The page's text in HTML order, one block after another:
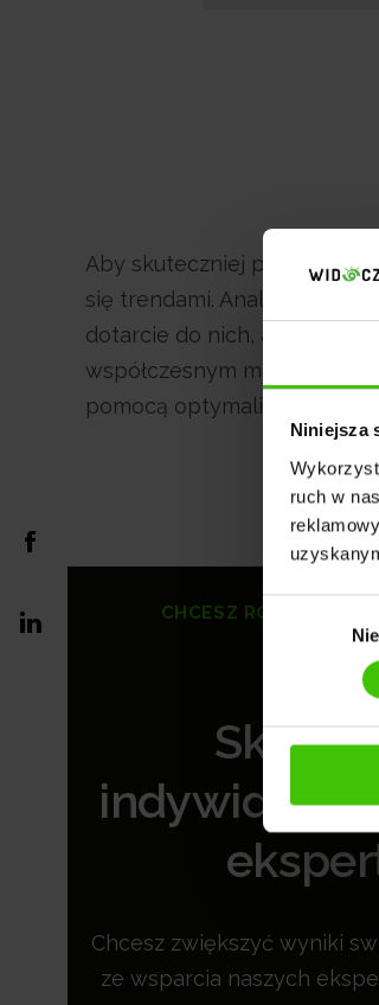
Niniejsza
ruch w
Wybór
Aby skuteczniej prowadzić
się trendami. Analiza tego,
dotarcie do nich, a także na
współczesnym marketingu,
pomocą optymalizować
CHCESZ ROZKRĘCIĆ
Chcesz zwiększyć wyniki
ze wsparcia naszych